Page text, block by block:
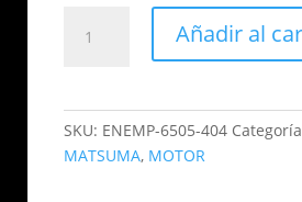
CABEZA
Añadir al
SKU: ENEMP-6505-404
MATSUMA, MOTOR